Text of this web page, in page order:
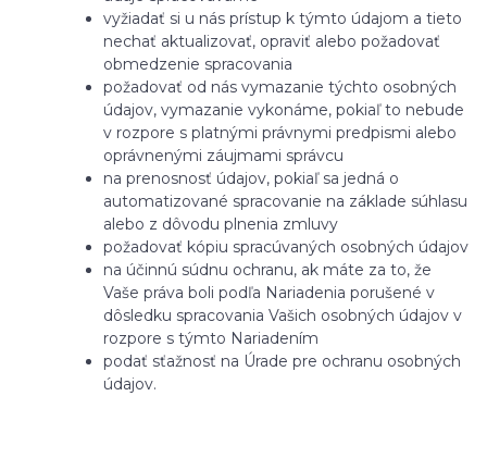
vyžiadať si u nás prístup k týmto údajom a tieto
nechať aktualizovať, opraviť alebo požadovať
obmedzenie spracovania
požadovať od nás vymazanie týchto osobných
údajov, vymazanie vykonáme, pokiaľ to nebude
v rozpore s platnými právnymi predpismi alebo
oprávnenými záujmami správcu
na prenosnosť údajov, pokiaľ sa jedná o
automatizované spracovanie na základe súhlasu
alebo z dôvodu plnenia zmluvy
požadovať kópiu spracúvaných osobných údajov
na účinnú súdnu ochranu, ak máte za to, že
Vaše práva boli podľa Nariadenia porušené v
dôsledku spracovania Vašich osobných údajov v
rozpore s týmto Nariadením
podať sťažnosť na Úrade pre ochranu osobných
údajov.